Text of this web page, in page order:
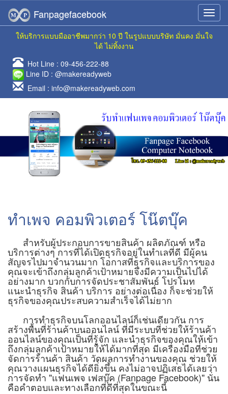
Fanpagefacebook
ให้บริการแบบมืออาชีพมากว่า 10 ปี ในรูปแบบบริษัท มั่นคง มั่นใจ
ได้ ไม่ทิ้งงาน
Hot Line : 09-456-222-88
Line ID : @makereadyweb
Email : info@makereadyweb.com
ทำเพจ คอมพิวเตอร์ โน๊ตบุ๊ค
สำหรับผู้ประกอบการขายสินค้า ผลิตภัณฑ์ หรือ
บริการต่างๆ การที่ได้เปิดธุรกิจอยู่ในทำเลที่ดี มีผู้คน
สัญจรไปมาจำนวนมาก โอกาสที่ธุรกิจและบริการของ
คุณจะเข้าถึงกลุ่มลูกค้าเป้าหมายจึงมีความเป็นไปได้
อย่างมาก บวกกับการจัดประชาสัมพันธ์ โปรโมท
แนะนำธุรกิจ สินค้า บริการ อย่างต่อเนื่อง ก็จะช่วยให้
ธุรกิจของคุณประสบความสำเร็จได้ไม่ยาก
การทำธุรกิจบนโลกออนไลน์ก็เช่นเดียวกัน การ
สร้างพื้นที่ร้านค้าบนออนไลน์ ที่มีระบบที่ช่วยให้ร้านค้า
ออนไลน์ของคุณเป็นที่รู้จัก และนำธุรกิจของคุณให้เข้า
ถึงกลุ่มลูกค้าเป้าหมายให้ได้มากที่สุด มีเครื่องมือที่ช่วย
จัดการร้านค้า สินค้า วัดผลการทำงานของคุณ ช่วยให้
คุณวางแผนธุรกิจได้ดียิ่งขึ้น คงไม่อาจปฏิเสธได้เลยว่า
การจัดทำ "แฟนเพจ เฟสบุ๊ค (Fanpage Facebook)" นั่น
คือคำตอบและทางเลือกที่ดีที่สุดในขณะนี้